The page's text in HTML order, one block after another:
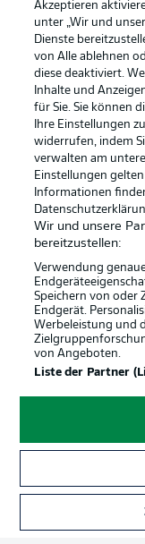
Offizielle Partner
Rechtliche
Datenschutz
Jobs
Akzeptieren
unter „Wir und
Dienste
von Alle ablehnen
diese deaktiviert.
Inhalte und
für Sie. Sie können
Ihre Einstellungen
widerrufen, indem
verwalten am
Einstellungen
Informationen
Wir und unsere
bereitzustellen:
Verwendung
Speichern von oder
Endgerät.
Werbeleistung und
von Angeboten.
Liste der Partner